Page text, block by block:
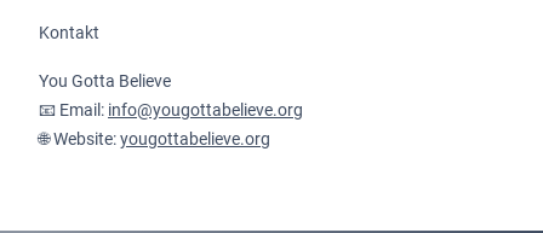
Kontakt
You Gotta Believe
📧 Email: info@yougottabelieve.org
🌐 Website:yougottabelieve.org